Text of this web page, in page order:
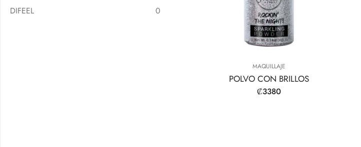
MAQUILLAJE
POLVO CON BRILLOS
₡3380
DIFEEL
0